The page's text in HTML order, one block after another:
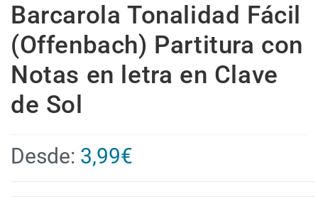
Barcarola Tonalidad Fácil
(Offenbach) Partitura con
Notas en letra en Clave
de Sol
Desde: 3,99€